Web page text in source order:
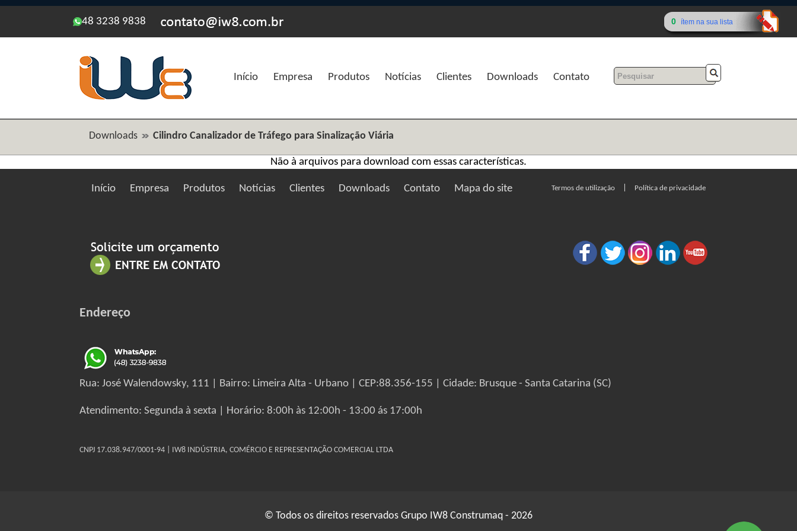
48 3238 9838 0 ítem na sua lista
Início Empresa Produtos Notícias Clientes Downloads Contato
Downloads Cilindro Canalizador de Tráfego para Sinalização Viária
Não à arquivos para download com essas características.
Início Empresa Produtos Notícias Clientes Downloads Contato Mapa do site Termos de utilização Política de privacidade
Endereço
Rua: José Walendowsky, 111 | Bairro: Limeira Alta - Urbano | CEP:88.356-155 | Cidade: Brusque - Santa Catarina (SC)
Atendimento: Segunda à sexta | Horário: 8:00h às 12:00h - 13:00 ás 17:00h
CNPJ 17.038.947/0001-94 | IW8 INDÚSTRIA, COMÉRCIO E REPRESENTAÇÃO COMERCIAL LTDA
© Todos os direitos reservados Grupo IW8 Construmaq - 2026